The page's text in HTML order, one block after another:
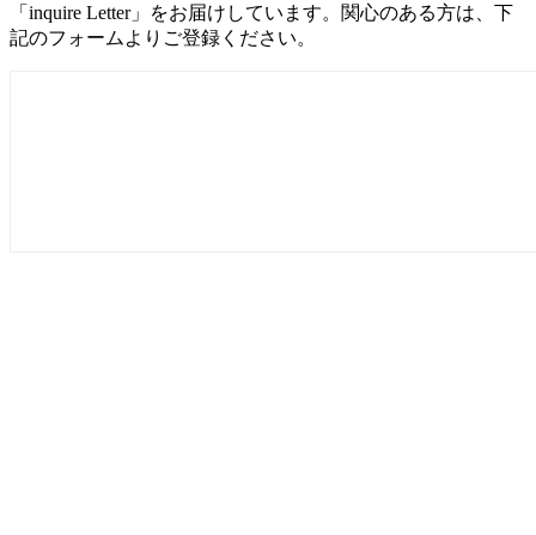
「inquire Letter」をお届けしています。関心のある方は、下
記のフォームよりご登録ください。